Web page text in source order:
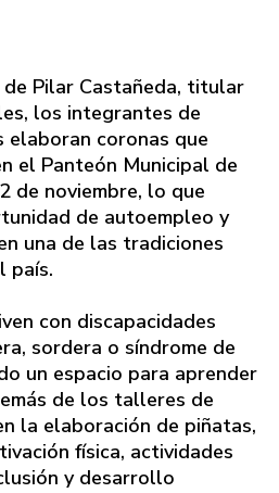
Pilar Castañeda, titular
los integrantes de
coronas que
el Panteón Municipal de
de noviembre, lo que
de autoempleo y
una de las tradiciones
país.
con discapacidades
sordera o síndrome de
un espacio para aprender
de los talleres de
la elaboración de piñatas,
física, actividades
y desarrollo